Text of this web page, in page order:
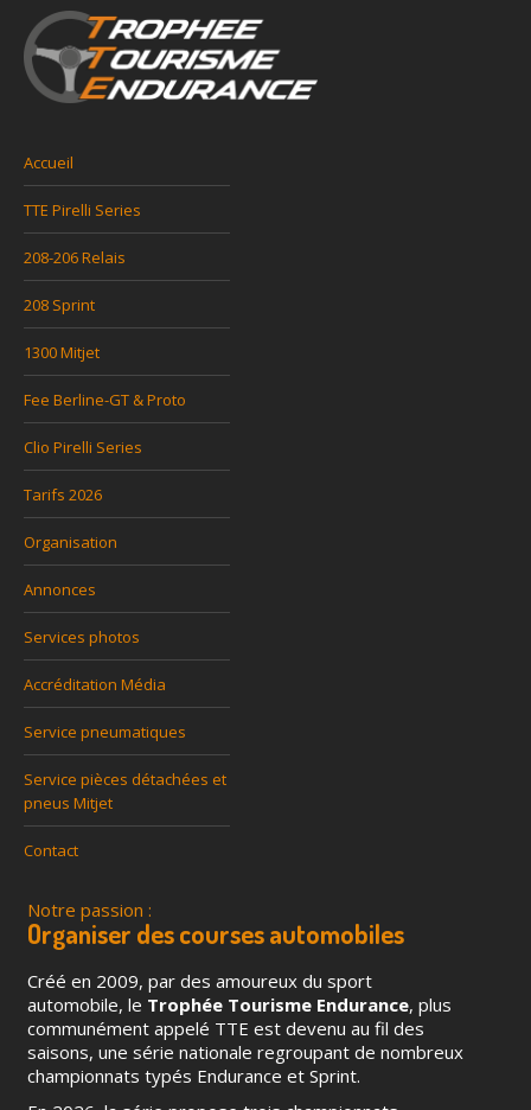
Accueil
TTE Pirelli Series
208-206 Relais
208 Sprint
1300 Mitjet
Fee Berline-GT & Proto
Clio Pirelli Series
Tarifs 2026
Organisation
Annonces
Services photos
Accréditation Média
Service pneumatiques
Service pièces détachées et
pneus Mitjet
Contact
Notre passion :
Organiser des courses automobiles
Créé en 2009, par des amoureux du sport
automobile, le Trophée Tourisme Endurance, plus
communément appelé TTE est devenu au fil des
saisons, une série nationale regroupant de nombreux
championnats typés Endurance et Sprint.